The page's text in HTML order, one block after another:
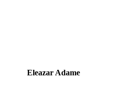
Eleazar Adame